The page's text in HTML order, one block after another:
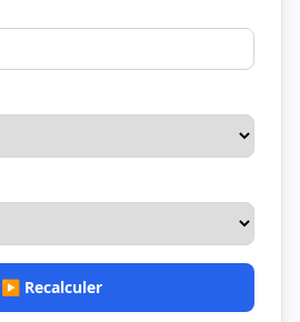
▶️ Recalculer